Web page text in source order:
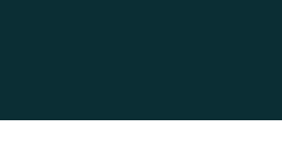
>
Faire mes
Déployer